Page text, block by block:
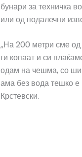
бунари за техничка
или од подалечни
„На 200 метри сме
ги копаат и си
одам на чешма, со
ама без вода тешко е
Крстевски.